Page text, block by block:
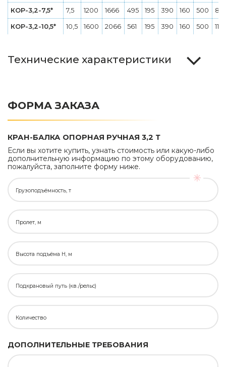
КОР-3,2-7,5* 7,5 1200 1666 495 195 390 160 500
КОР-3,2-10,5* 10,5 1600 2066 561 195 390 160 500
Технические характеристики
ФОРМА ЗАКАЗА
КРАН-БАЛКА ОПОРНАЯ РУЧНАЯ 3,2 Т
Если вы хотите купить, узнать стоимость или какую-либо
дополнительную информацию по этому оборудованию,
пожалуйста, заполните форму ниже.
Грузоподъёмность, т
Пролет, м
Высота подъёма H, м
Подкрановый путь (кв./рельс)
Количество
ДОПОЛНИТЕЛЬНЫЕ ТРЕБОВАНИЯ